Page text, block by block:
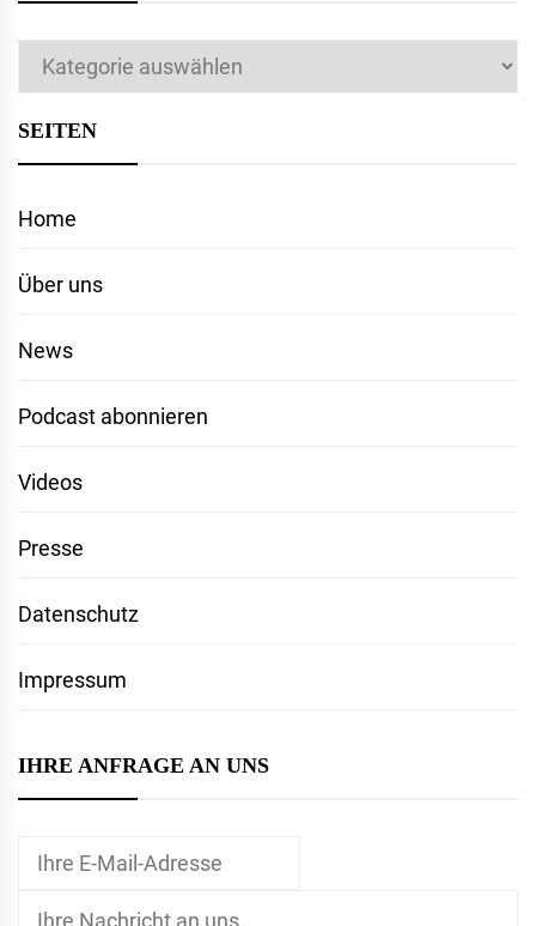
Kategorien
SEITEN
Home
Über uns
News
Podcast abonnieren
Videos
Presse
Datenschutz
Impressum
IHRE ANFRAGE AN UNS